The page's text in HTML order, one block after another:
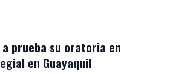
prueba su oratoria en
en Guayaquil